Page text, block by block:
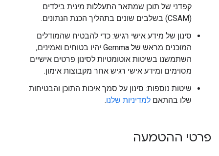
קפדני של תוכן שמתאר התעללות מינית בילדים
(CSAM) בשלבים שונים בתהליך הכנת הנתונים.
סינון של מידע אישי רגיש: כדי להבטיח שהמודלים
המוכנים מראש של Gemma יהיו בטוחים ואמינים,
השתמשנו בשיטות אוטומטיות לסינון פרטים אישיים
מסוימים ומידע אישי רגיש אחר מקבוצות אימון.
שיטות נוספות: סינון על סמך איכות התוכן והבטיחות
שלו בהתאם למדיניות שלנו.
פרטי ההטמעה